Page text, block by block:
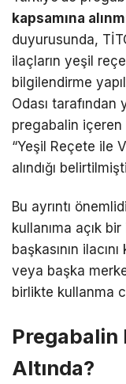
kapsamına
duyurusunda,
ilaçların yeşil
bilgilendirme
Odası tarafından
pregabalin içeren
“Yeşil Reçete ile
alındığı
Bu ayrıntı
kullanıma açık
başkasının
veya başka
birlikte kullanma
Pregabalin
Altında?